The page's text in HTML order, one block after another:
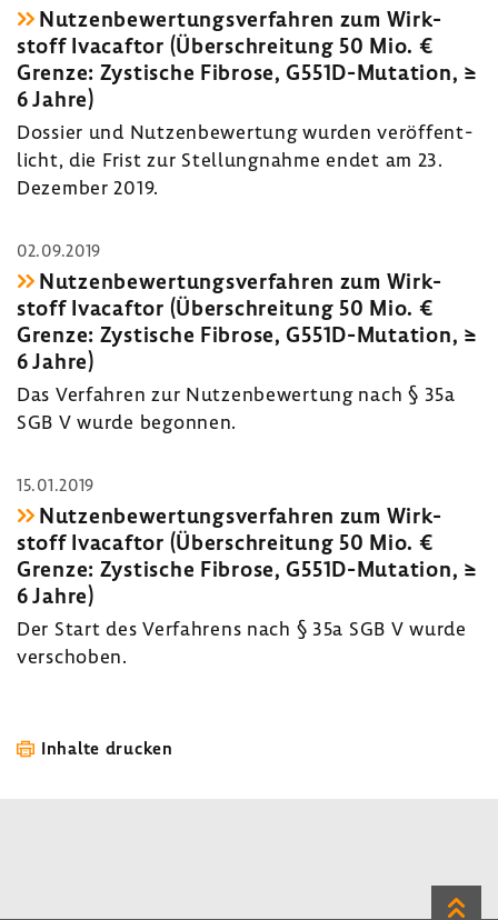
Nutzen­be­wer­tungs­ver­fahren zum Wirk­
stoff Ivacaftor (Über­schrei­tung 50 Mio. €
Grenze: Zysti­sche Fibrose, G551D-​Mutation, ≥
6 Jahre)
Dossier und Nutzen­be­wer­tung wurden veröf­fent­
licht, die Frist zur Stel­lung­nahme endet am 23.
Dezember 2019.
02.09.2019
Nutzen­be­wer­tungs­ver­fahren zum Wirk­
stoff Ivacaftor (Über­schrei­tung 50 Mio. €
Grenze: Zysti­sche Fibrose, G551D-​Mutation, ≥
6 Jahre)
Das Verfahren zur Nutzen­be­wer­tung nach § 35a
SGB V wurde begonnen.
15.01.2019
Nutzen­be­wer­tungs­ver­fahren zum Wirk­
stoff Ivacaftor (Über­schrei­tung 50 Mio. €
Grenze: Zysti­sche Fibrose, G551D-​Mutation, ≥
6 Jahre)
Der Start des Verfah­rens nach § 35a SGB V wurde
verschoben.
Inhalte drucken
Zum